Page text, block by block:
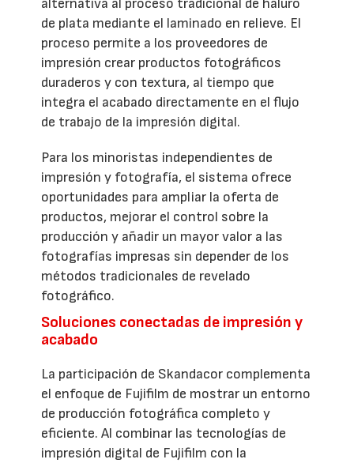
alternativa al proceso tradicional de haluro
de plata mediante el laminado en relieve. El
proceso permite a los proveedores de
impresión crear productos fotográficos
duraderos y con textura, al tiempo que
integra el acabado directamente en el flujo
de trabajo de la impresión digital.
Para los minoristas independientes de
impresión y fotografía, el sistema ofrece
oportunidades para ampliar la oferta de
productos, mejorar el control sobre la
producción y añadir un mayor valor a las
fotografías impresas sin depender de los
métodos tradicionales de revelado
fotográfico.
Soluciones conectadas de impresión y
acabado
La participación de Skandacor complementa
el enfoque de Fujifilm de mostrar un entorno
de producción fotográfica completo y
eficiente. Al combinar las tecnologías de
impresión digital de Fujifilm con la